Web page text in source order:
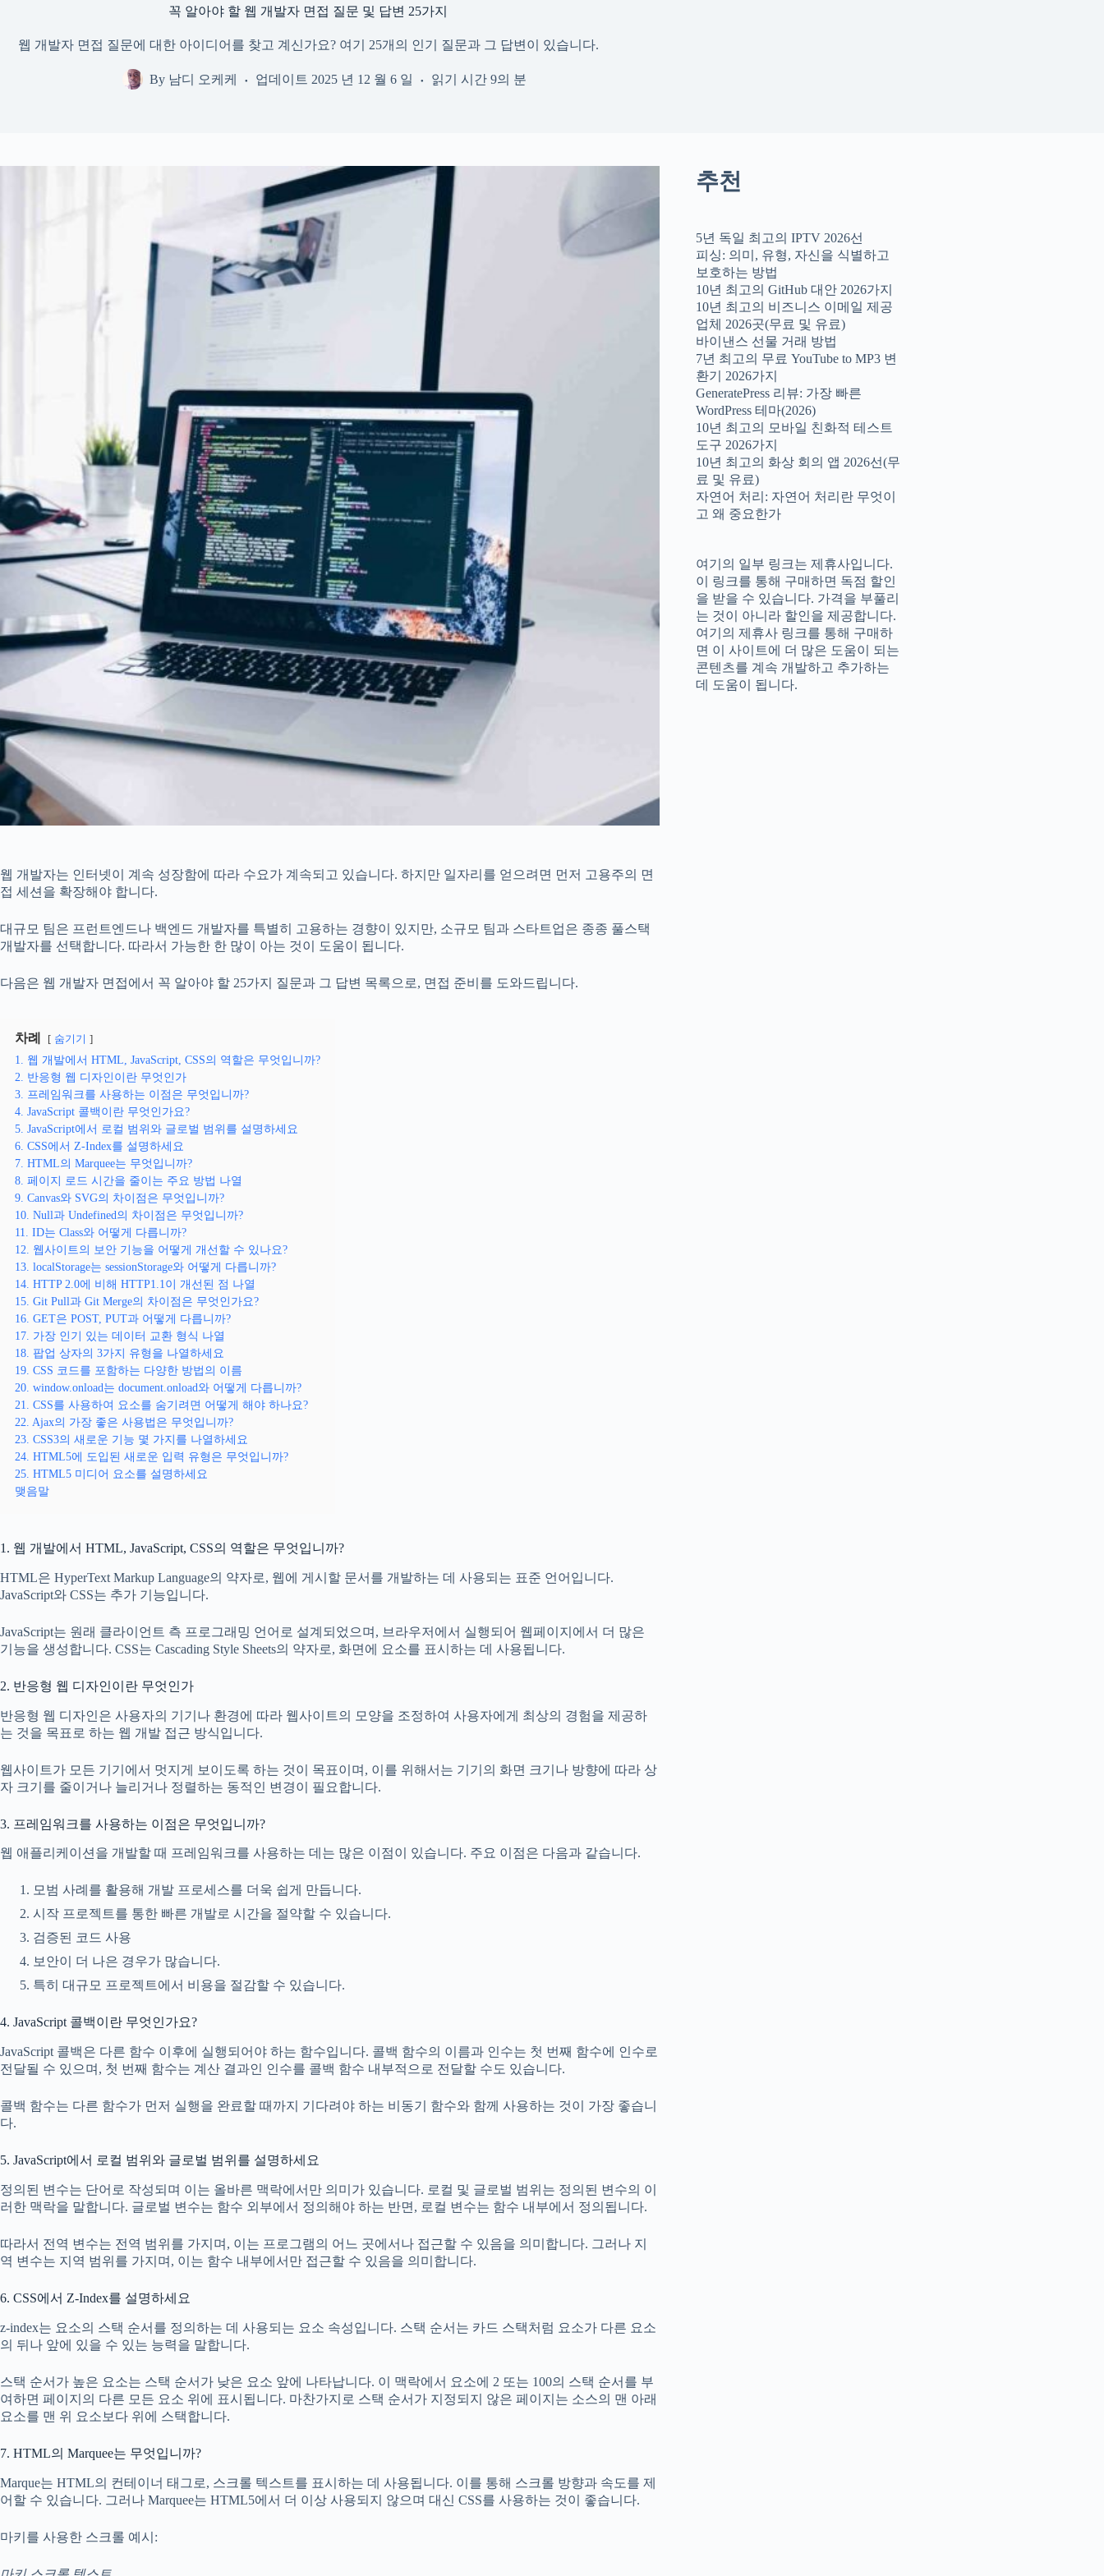
꼭 알아야 할 웹 개발자 면접 질문 및 답변 25가지
웹 개발자 면접 질문에 대한 아이디어를 찾고 계신가요? 여기 25개의 인기 질문과 그 답변이 있습니다.
By 남디 오케케 업데이트 2025 년 12 월 6 일 읽기 시간 9의 분
웹 개발자는 인터넷이 계속 성장함에 따라 수요가 계속되고 있습니다. 하지만 일자리를 얻으려면 먼저 고용주의 면
접 세션을 확장해야 합니다.
대규모 팀은 프런트엔드나 백엔드 개발자를 특별히 고용하는 경향이 있지만, 소규모 팀과 스타트업은 종종 풀스택
개발자를 선택합니다. 따라서 가능한 한 많이 아는 것이 도움이 됩니다.
다음은 웹 개발자 면접에서 꼭 알아야 할 25가지 질문과 그 답변 목록으로, 면접 준비를 도와드립니다.
차례 숨기기
1. 웹 개발에서 HTML, JavaScript, CSS의 역할은 무엇입니까?
2. 반응형 웹 디자인이란 무엇인가
3. 프레임워크를 사용하는 이점은 무엇입니까?
4. JavaScript 콜백이란 무엇인가요?
5. JavaScript에서 로컬 범위와 글로벌 범위를 설명하세요
6. CSS에서 Z-Index를 설명하세요
7. HTML의 Marquee는 무엇입니까?
8. 페이지 로드 시간을 줄이는 주요 방법 나열
9. Canvas와 SVG의 차이점은 무엇입니까?
10. Null과 Undefined의 차이점은 무엇입니까?
11. ID는 Class와 어떻게 다릅니까?
12. 웹사이트의 보안 기능을 어떻게 개선할 수 있나요?
13. localStorage는 sessionStorage와 어떻게 다릅니까?
14. HTTP 2.0에 비해 HTTP1.1이 개선된 점 나열
15. Git Pull과 Git Merge의 차이점은 무엇인가요?
16. GET은 POST, PUT과 어떻게 다릅니까?
17. 가장 인기 있는 데이터 교환 형식 나열
18. 팝업 상자의 3가지 유형을 나열하세요
19. CSS 코드를 포함하는 다양한 방법의 이름
20. window.onload는 document.onload와 어떻게 다릅니까?
21. CSS를 사용하여 요소를 숨기려면 어떻게 해야 하나요?
22. Ajax의 가장 좋은 사용법은 무엇입니까?
23. CSS3의 새로운 기능 몇 가지를 나열하세요
24. HTML5에 도입된 새로운 입력 유형은 무엇입니까?
25. HTML5 미디어 요소를 설명하세요
맺음말
1. 웹 개발에서 HTML, JavaScript, CSS의 역할은 무엇입니까?
HTML은 HyperText Markup Language의 약자로, 웹에 게시할 문서를 개발하는 데 사용되는 표준 언어입니다.
JavaScript와 CSS는 추가 기능입니다.
JavaScript는 원래 클라이언트 측 프로그래밍 언어로 설계되었으며, 브라우저에서 실행되어 웹페이지에서 더 많은
기능을 생성합니다. CSS는 Cascading Style Sheets의 약자로, 화면에 요소를 표시하는 데 사용됩니다.
2. 반응형 웹 디자인이란 무엇인가
반응형 웹 디자인은 사용자의 기기나 환경에 따라 웹사이트의 모양을 조정하여 사용자에게 최상의 경험을 제공하
는 것을 목표로 하는 웹 개발 접근 방식입니다.
웹사이트가 모든 기기에서 멋지게 보이도록 하는 것이 목표이며, 이를 위해서는 기기의 화면 크기나 방향에 따라 상
자 크기를 줄이거나 늘리거나 정렬하는 동적인 변경이 필요합니다.
3. 프레임워크를 사용하는 이점은 무엇입니까?
웹 애플리케이션을 개발할 때 프레임워크를 사용하는 데는 많은 이점이 있습니다. 주요 이점은 다음과 같습니다.
모범 사례를 활용해 개발 프로세스를 더욱 쉽게 만듭니다.
시작 프로젝트를 통한 빠른 개발로 시간을 절약할 수 있습니다.
검증된 코드 사용
보안이 더 나은 경우가 많습니다.
특히 대규모 프로젝트에서 비용을 절감할 수 있습니다.
4. JavaScript 콜백이란 무엇인가요?
JavaScript 콜백은 다른 함수 이후에 실행되어야 하는 함수입니다. 콜백 함수의 이름과 인수는 첫 번째 함수에 인수로
전달될 수 있으며, 첫 번째 함수는 계산 결과인 인수를 콜백 함수 내부적으로 전달할 수도 있습니다.
콜백 함수는 다른 함수가 먼저 실행을 완료할 때까지 기다려야 하는 비동기 함수와 함께 사용하는 것이 가장 좋습니
다.
5. JavaScript에서 로컬 범위와 글로벌 범위를 설명하세요
정의된 변수는 단어로 작성되며 이는 올바른 맥락에서만 의미가 있습니다. 로컬 및 글로벌 범위는 정의된 변수의 이
러한 맥락을 말합니다. 글로벌 변수는 함수 외부에서 정의해야 하는 반면, 로컬 변수는 함수 내부에서 정의됩니다.
따라서 전역 변수는 전역 범위를 가지며, 이는 프로그램의 어느 곳에서나 접근할 수 있음을 의미합니다. 그러나 지
역 변수는 지역 범위를 가지며, 이는 함수 내부에서만 접근할 수 있음을 의미합니다.
6. CSS에서 Z-Index를 설명하세요
z-index는 요소의 스택 순서를 정의하는 데 사용되는 요소 속성입니다. 스택 순서는 카드 스택처럼 요소가 다른 요소
의 뒤나 앞에 있을 수 있는 능력을 말합니다.
스택 순서가 높은 요소는 스택 순서가 낮은 요소 앞에 나타납니다. 이 맥락에서 요소에 2 또는 100의 스택 순서를 부
여하면 페이지의 다른 모든 요소 위에 표시됩니다. 마찬가지로 스택 순서가 지정되지 않은 페이지는 소스의 맨 아래
요소를 맨 위 요소보다 위에 스택합니다.
7. HTML의 Marquee는 무엇입니까?
Marque는 HTML의 컨테이너 태그로, 스크롤 텍스트를 표시하는 데 사용됩니다. 이를 통해 스크롤 방향과 속도를 제
어할 수 있습니다. 그러나 Marquee는 HTML5에서 더 이상 사용되지 않으며 대신 CSS를 사용하는 것이 좋습니다.
마키를 사용한 스크롤 예시:
추천
5년 독일 최고의 IPTV 2026선
피싱: 의미, 유형, 자신을 식별하고
보호하는 방법
10년 최고의 GitHub 대안 2026가지
10년 최고의 비즈니스 이메일 제공
업체 2026곳(무료 및 유료)
바이낸스 선물 거래 방법
7년 최고의 무료 YouTube to MP3 변
환기 2026가지
GeneratePress 리뷰: 가장 빠른
WordPress 테마(2026)
10년 최고의 모바일 친화적 테스트
도구 2026가지
10년 최고의 화상 회의 앱 2026선(무
료 및 유료)
자연어 처리: 자연어 처리란 무엇이
고 왜 중요한가
여기의 일부 링크는 제휴사입니다.
이 링크를 통해 구매하면 독점 할인
을 받을 수 있습니다. 가격을 부풀리
는 것이 아니라 할인을 제공합니다.
여기의 제휴사 링크를 통해 구매하
면 이 사이트에 더 많은 도움이 되는
콘텐츠를 계속 개발하고 추가하는
데 도움이 됩니다.